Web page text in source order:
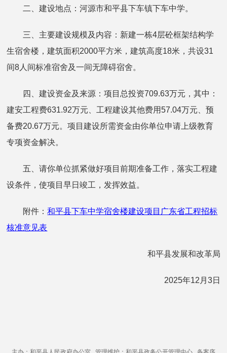
二、建设地点：河源市和平县下车镇下车中学。
三、主要建设规模及内容：新建一栋4层砼框架结构学
生宿舍楼，建筑面积2000平方米，建筑高度18米，共设31
间8人间标准宿舍及一间无障碍宿舍。
四、建设资金及来源：项目总投资709.63万元，其中：
建安工程费631.92万元、工程建设其他费用57.04万元、预
备费20.67万元。项目建设所需资金由你单位申请上级教育
专项资金解决。
五、请你单位抓紧做好项目前期准备工作，落实工程建
设条件，使项目早日竣工，发挥效益。
附件：和平县下车中学宿舍楼建设项目广东省工程招标
核准意见表
和平县发展和改革局
2025年12月3日